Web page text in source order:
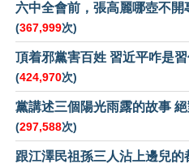
六中全會前，張高麗哪壺不開
(367,999次)
頂着邪黨害百姓 習近平咋是
(424,970次)
黨講述三個陽光雨露的故事
(297,588次)
跟江澤民祖孫三人沾上邊兒的